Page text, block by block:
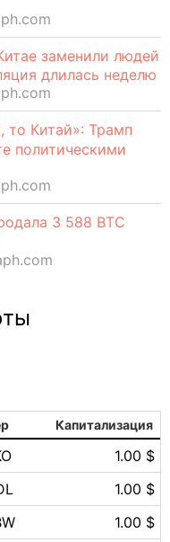
заменили людей
длилась неделю
то Китай»: Трамп
политическими
3 588 BTC
Капитализация
1.00 $
1.00 $
1.00 $